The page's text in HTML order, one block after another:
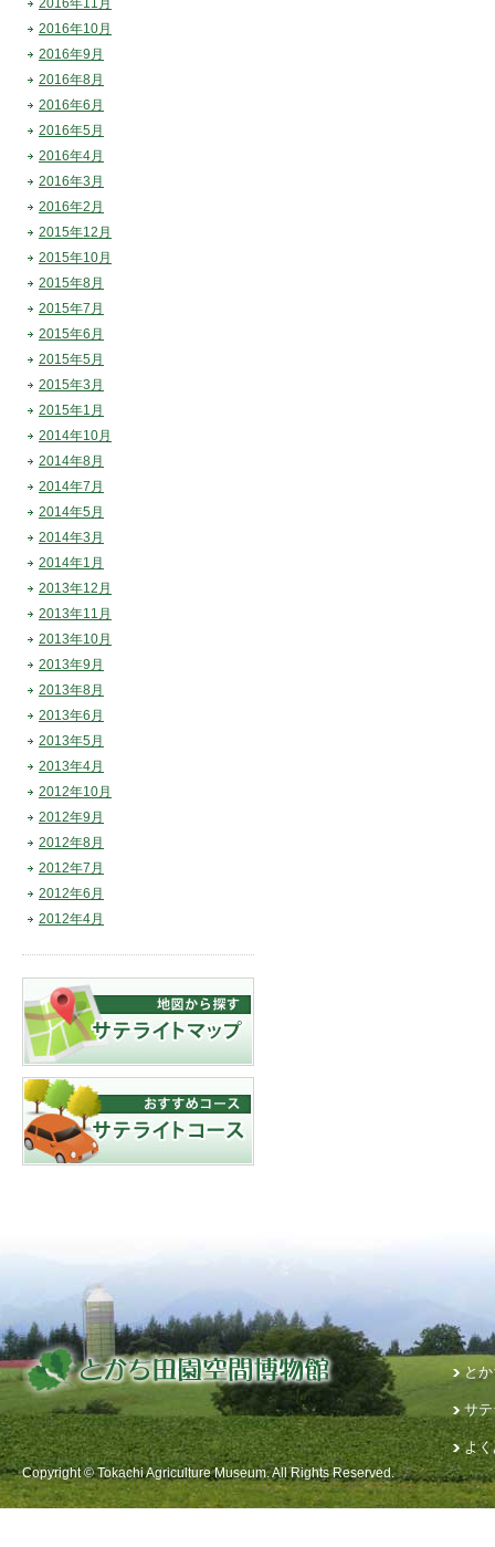
2016年11月
2016年10月
2016年9月
2016年8月
2016年6月
2016年5月
2016年4月
2016年3月
2016年2月
2015年12月
2015年10月
2015年8月
2015年7月
2015年6月
2015年5月
2015年3月
2015年1月
2014年10月
2014年8月
2014年7月
2014年5月
2014年3月
2014年1月
2013年12月
2013年11月
2013年10月
2013年9月
2013年8月
2013年6月
2013年5月
2013年4月
2012年10月
2012年9月
2012年8月
2012年7月
2012年6月
2012年4月
と
サ
よ
Copyright © Tokachi Agriculture Museum. All Rights Reserved.